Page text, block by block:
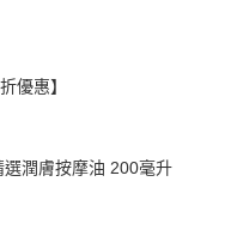
優惠】
潤膚按摩油 200毫升